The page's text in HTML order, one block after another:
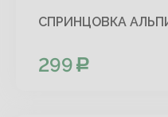
СПРИНЦОВКА
299